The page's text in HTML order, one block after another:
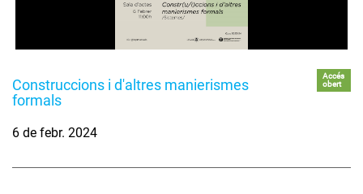
Construccions i d'altres manierismes
formals
Accés
obert
6 de febr. 2024